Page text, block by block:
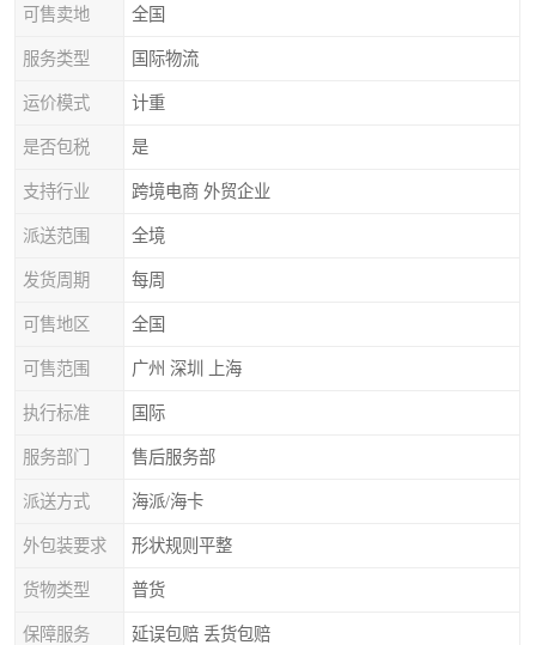
可售卖地 全国
服务类型 国际物流
运价模式 计重
是否包税 是
支持行业 跨境电商 外贸企业
派送范围 全境
发货周期 每周
可售地区 全国
可售范围 广州 深圳 上海
执行标准 国际
服务部门 售后服务部
派送方式 海派/海卡
外包装要求 形状规则平整
货物类型 普货
保障服务 延误包赔 丢货包赔